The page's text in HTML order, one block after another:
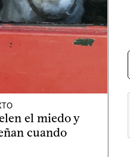
el miedo y
cuando